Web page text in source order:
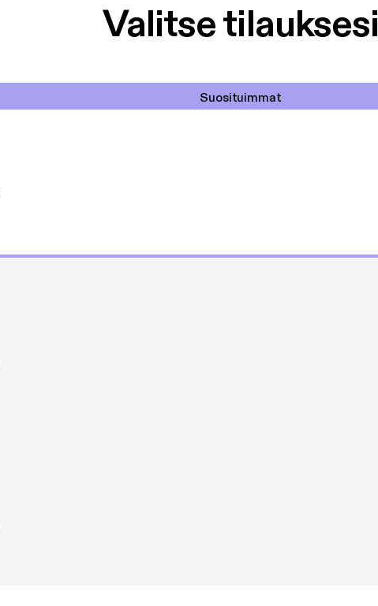
Valitse tilauksesi
Suosituimmat